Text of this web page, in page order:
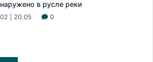
в русле реки
| 20.05 0